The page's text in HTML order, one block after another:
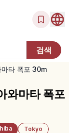
마타 폭포 30m
와마타 폭포
Tokyo